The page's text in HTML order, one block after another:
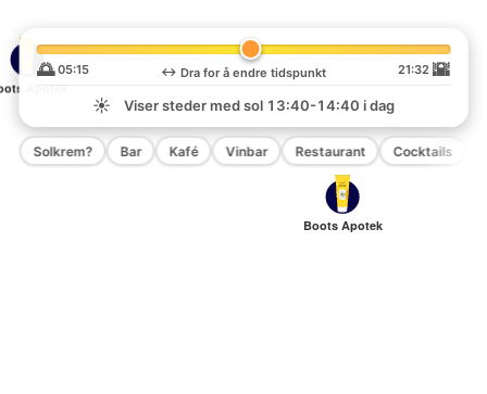
Boots Apotek
Apotek
🌅 05:15 ↔️ Dra for å endre tidspunkt 21:32 🌇
☀️
Viser steder med sol 13:40-14:40 i dag
Solkrem? Bar Kafé Vinbar Restaurant Cocktails